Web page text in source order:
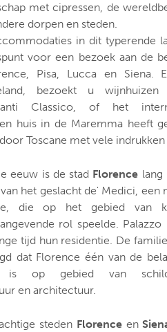
met cipressen, de
dorpen en steden.
in dit typerende
voor een bezoek aan de
Pisa, Lucca en Siena.
bezoekt u
Classico, of het
huis in de Maremma heeft
Toscane met vele indrukken
eeuw is de stad Florence lang
het geslacht de' Medici, een
die op het gebied van
rol speelde.
tijd hun residentie. De
dat Florence één van de
op gebied van
en architectuur.
steden Florenceen